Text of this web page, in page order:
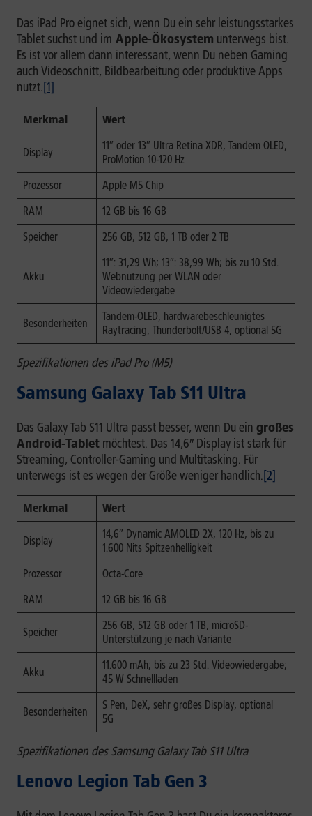
Das iPad Pro eignet sich, wenn Du ein sehr leistungsstarkes
Tablet suchst und im Apple-Ökosystem unterwegs bist.
Es ist vor allem dann interessant, wenn Du neben Gaming
auch Videoschnitt, Bildbearbeitung oder produktive Apps
nutzt.[1]
Merkmal Wert
Display
11″ oder 13″ Ultra Retina XDR, Tandem OLED,
ProMotion 10-120 Hz
Prozessor
Apple M5 Chip
RAM
12 GB bis 16 GB
Speicher
256 GB, 512 GB, 1 TB oder 2 TB
Akku
11″: 31,29 Wh; 13″: 38,99 Wh; bis zu 10 Std.
Webnutzung per WLAN oder
Videowiedergabe
Besonderheiten
Tandem-OLED, hardwarebeschleunigtes
Raytracing, Thunderbolt/USB 4, optional 5G
Spezifikationen des iPad Pro (M5)
Samsung Galaxy Tab S11 Ultra
Das Galaxy Tab S11 Ultra passt besser, wenn Du ein großes
Android-Tablet möchtest. Das 14,6″ Display ist stark für
Streaming, Controller-Gaming und Multitasking. Für
unterwegs ist es wegen der Größe weniger handlich.[2]
Merkmal Wert
Display
14,6″ Dynamic AMOLED 2X, 120 Hz, bis zu
1.600 Nits Spitzenhelligkeit
Prozessor
Octa-Core
RAM
12 GB bis 16 GB
Speicher
256 GB, 512 GB oder 1 TB, microSD-
Unterstützung je nach Variante
Akku
11.600 mAh; bis zu 23 Std. Videowiedergabe;
45 W Schnellladen
Besonderheiten
S Pen, DeX, sehr großes Display, optional
5G
Spezifikationen des Samsung Galaxy Tab S11 Ultra
Lenovo Legion Tab Gen 3